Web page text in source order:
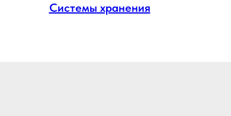
Системы хранения